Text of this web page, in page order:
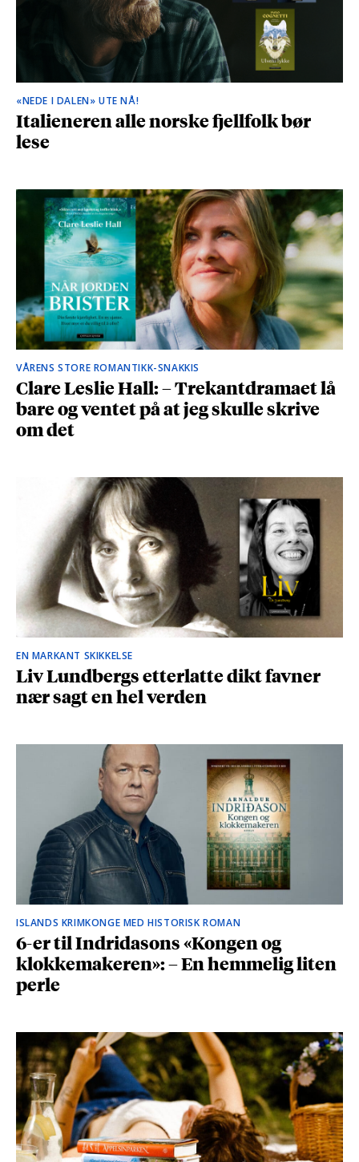
«NEDE I DALEN» UTE NÅ!
Italieneren alle norske fjellfolk bør
lese
VÅRENS STORE ROMANTIKK-SNAKKIS
Clare Leslie Hall: – Trekantdramaet lå
bare og ventet på at jeg skulle skrive
om det
EN MARKANT SKIKKELSE
Liv Lundbergs etterlatte dikt favner
nær sagt en hel verden
ISLANDS KRIMKONGE MED HISTORISK ROMAN
6-er til Indridasons «Kongen og
klokkemakeren»: – En hemmelig liten
perle